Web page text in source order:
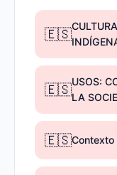
🇪🇸
🇪🇸USOS:
LA
🇪🇸